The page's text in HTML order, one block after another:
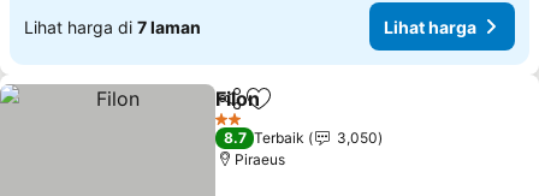
Lihat harga di 7 laman Lihat harga
KongsiTambah ke favorit
Filon
2 Bintang
8.7 Terbaik
3,050
Piraeus